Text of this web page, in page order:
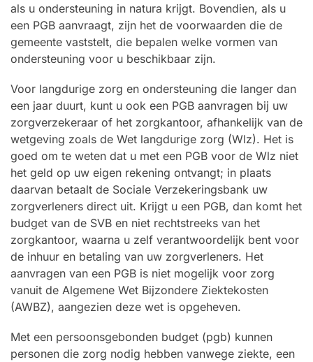
als u ondersteuning in natura krijgt. Bovendien, als u
een PGB aanvraagt, zijn het de voorwaarden die de
gemeente vaststelt, die bepalen welke vormen van
ondersteuning voor u beschikbaar zijn.
Voor langdurige zorg en ondersteuning die langer dan
een jaar duurt, kunt u ook een PGB aanvragen bij uw
zorgverzekeraar of het zorgkantoor, afhankelijk van de
wetgeving zoals de Wet langdurige zorg (Wlz). Het is
goed om te weten dat u met een PGB voor de Wlz niet
het geld op uw eigen rekening ontvangt; in plaats
daarvan betaalt de Sociale Verzekeringsbank uw
zorgverleners direct uit. Krijgt u een PGB, dan komt het
budget van de SVB en niet rechtstreeks van het
zorgkantoor, waarna u zelf verantwoordelijk bent voor
de inhuur en betaling van uw zorgverleners. Het
aanvragen van een PGB is niet mogelijk voor zorg
vanuit de Algemene Wet Bijzondere Ziektekosten
(AWBZ), aangezien deze wet is opgeheven.
Met een persoonsgebonden budget (pgb) kunnen
personen die zorg nodig hebben vanwege ziekte, een